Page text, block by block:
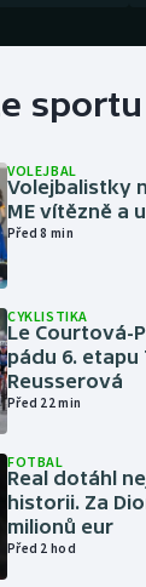
sportu
VOLEJBAL
Volejbalistky
ME vítězně a
Před 8 min
CYKLISTIKA
Le Courtová-
pádu 6.
Reusserová
Před 22 min
FOTBAL
Real dotáhl
historii. Za
milionů eur
Před 2 hod